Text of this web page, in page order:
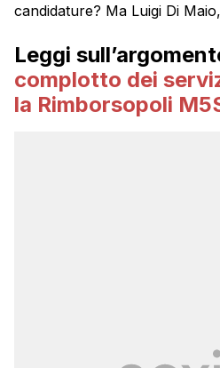
candidature? Ma Luigi Di
Leggi
complotto dei
la Rimborsopoli